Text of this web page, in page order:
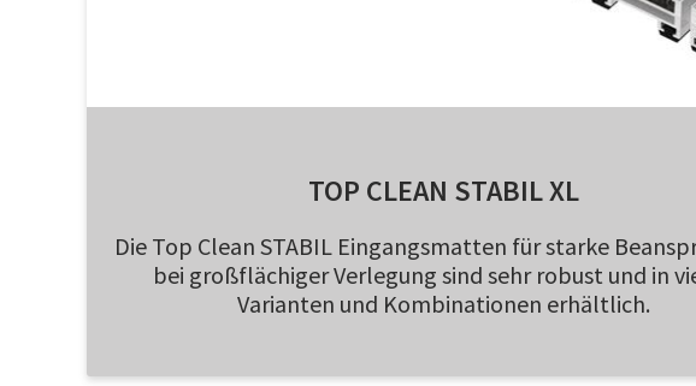
TOP CLEAN STABIL XL
Die Top Clean STABIL Eingangsmatten für starke
bei großflächiger Verlegung sind sehr robust und in
Varianten und Kombinationen erhältlich.